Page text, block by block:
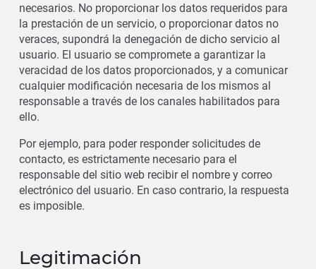
necesarios. No proporcionar los datos requeridos para
la prestación de un servicio, o proporcionar datos no
veraces, supondrá la denegación de dicho servicio al
usuario. El usuario se compromete a garantizar la
veracidad de los datos proporcionados, y a comunicar
cualquier modificación necesaria de los mismos al
responsable a través de los canales habilitados para
ello.
Por ejemplo, para poder responder solicitudes de
contacto, es estrictamente necesario para el
responsable del sitio web recibir el nombre y correo
electrónico del usuario. En caso contrario, la respuesta
es imposible.
Legitimación